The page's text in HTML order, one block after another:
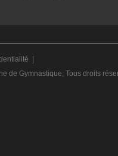
de Gymnastique, Tous droits